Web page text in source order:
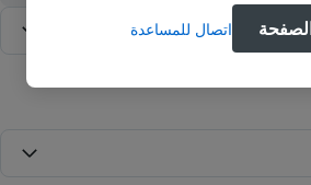
اتصال للمساعدة